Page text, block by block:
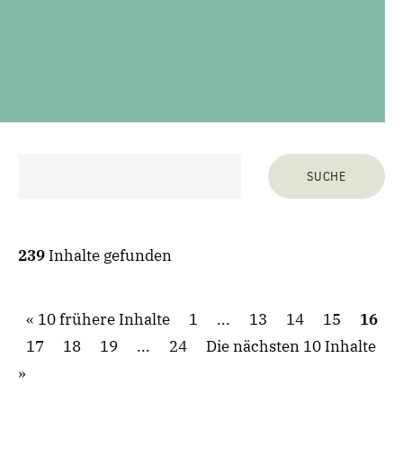
239 Inhalte gefunden
10 frühere Inhalte 1 ... 13 14 15
16
17
18 19 ... 24 Die nächsten 10 Inhalte